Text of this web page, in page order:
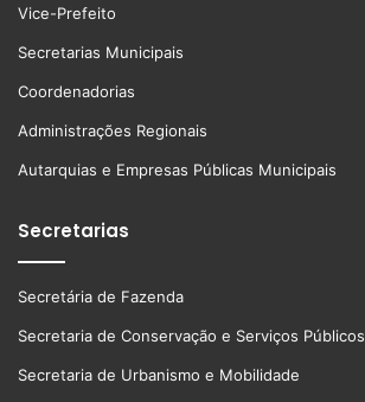
Vice-Prefeito
Secretarias Municipais
Coordenadorias
Administrações Regionais
Autarquias e Empresas Públicas Municipais
Secretarias
Secretária de Fazenda
Secretaria de Conservação e Serviços Públicos
Secretaria de Urbanismo e Mobilidade